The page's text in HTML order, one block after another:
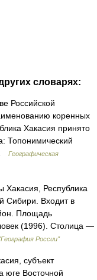
словарях:
Российской
коренных
Хакасия принято
Топонимический
Географическая
Республика
Сибири. Входит в
Площадь
(1996). Столица —
России"
субъект
юге Восточной